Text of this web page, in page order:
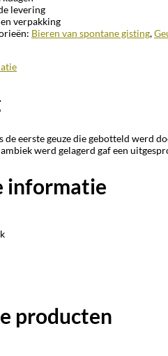
levering
verpakking
Bieren van spontane gisting,
de eerste geuze die gebotteld werd
werd gelagerd gaf een
informatie
producten